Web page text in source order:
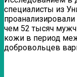
специалисты из
чем 52 тысяч
кожи в период
добровольцев